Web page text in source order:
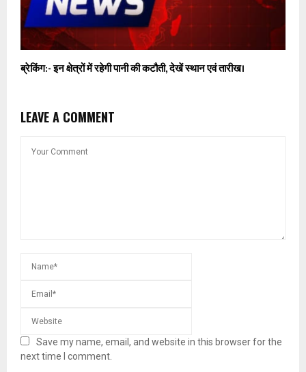
ब्रेकिंग:- इन क्षेत्रों में रहेगी पानी की कटौती, देखें स्थान एवं तारीख।
LEAVE A COMMENT
Save my name, email, and website in this browser for the
next time I comment.